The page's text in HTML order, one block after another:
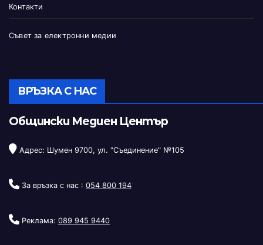
Контакти
Съвет за електронни медии
ВРЪЗКА С НАС
Общински Медиен Център
Адрес: Шумен 9700, ул. "Съединение" №105
За връзка с нас : 054 800 194
Реклама: 089 945 9440